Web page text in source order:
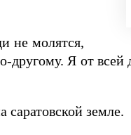
не молятся,
другому. Я от
земле.